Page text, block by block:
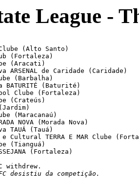
League -
Clube (Alto Santo)
(Fortaleza)
(Aracati)
ARSENAL de Caridade (Caridade)
(Barbalha)
BATURITÉ (Baturité)
Clube (Fortaleza)
(Crateús)
(Maracanaú)
NOVA (Morada Nova)
TAUÁ (Tauá)
Cultural TERRA E MAR Clube
(Tianguá)
(Fortaleza)
desistiu da competição.